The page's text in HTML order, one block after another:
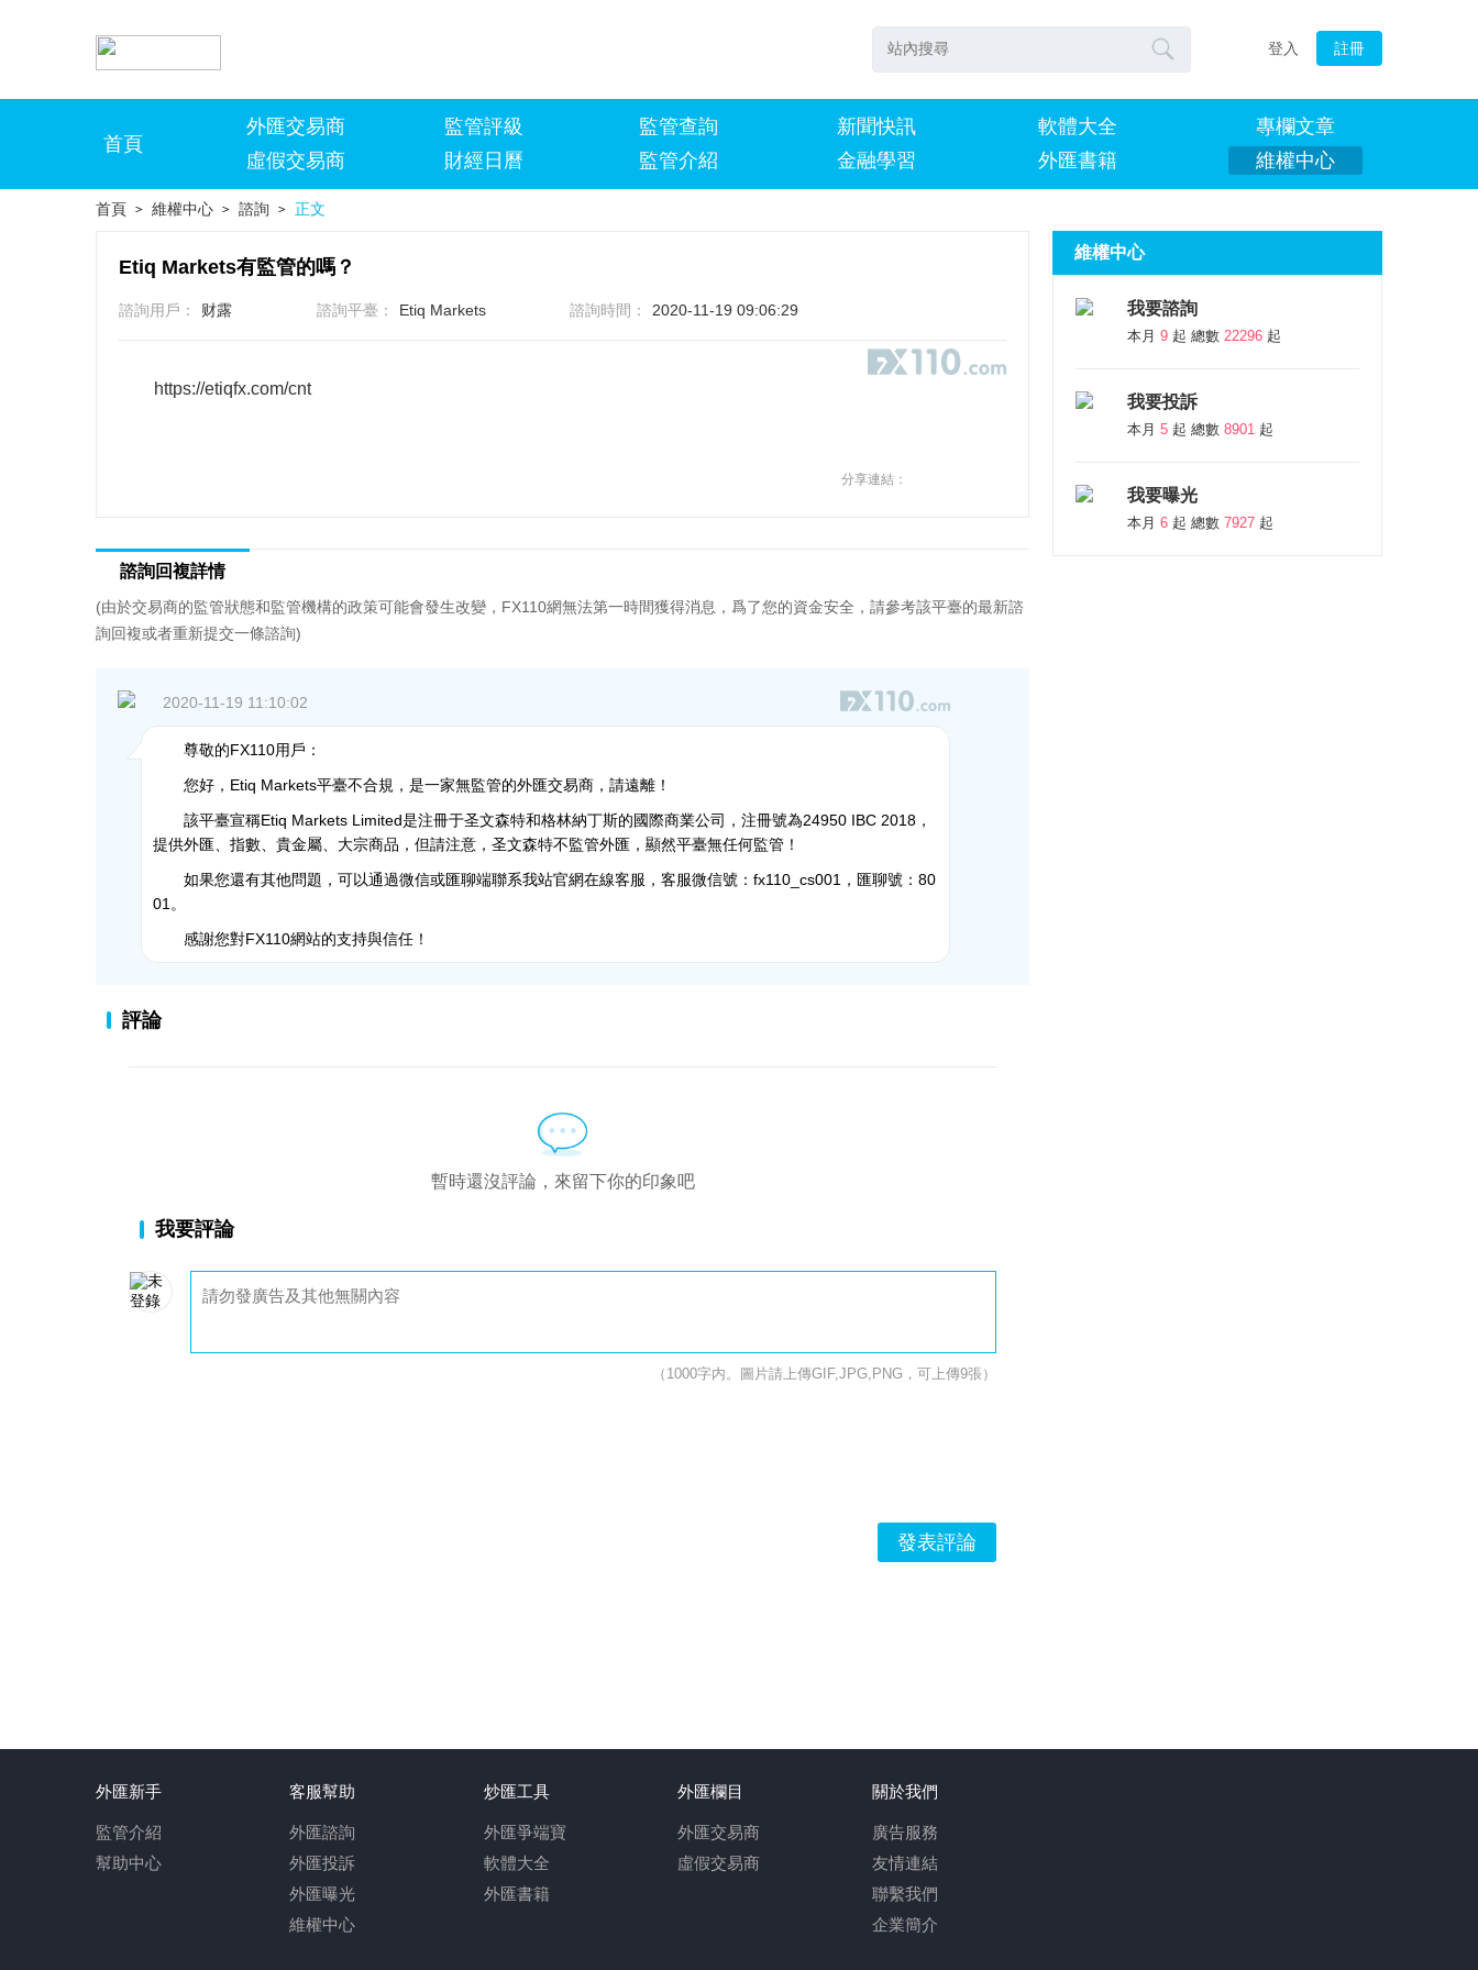
 登入 註冊
首頁
外匯交易商
虛假交易商
監管評級
財經日曆
監管查詢
監管介紹
新聞快訊
金融學習
軟體大全
外匯書籍
專欄文章
維權中心
首頁 > 維權中心 > 諮詢 > 正文
Etiq Markets有監管的嗎？
諮詢用戶： 财露 諮詢平臺： Etiq Markets 諮詢時間： 2020-11-19 09:06:29
https://etiqfx.com/cnt
分享連結：
諮詢回複詳情
(由於交易商的監管狀態和監管機構的政策可能會發生改變，FX110網無法第一時間獲得消息，爲了您的資金安全，請參考該平臺的最新諮
詢回複或者重新提交一條諮詢)
2020-11-19 11:10:02
尊敬的FX110用戶：
您好，Etiq Markets平臺不合規，是一家無監管的外匯交易商，請遠離！
該平臺宣稱Etiq Markets Limited是注冊于圣文森特和格林納丁斯的國際商業公司，注冊號為24950 IBC 2018，
提供外匯、指數、貴金屬、大宗商品，但請注意，圣文森特不監管外匯，顯然平臺無任何監管！
如果您還有其他問題，可以通過微信或匯聊端聯系我站官網在線客服，客服微信號：fx110_cs001，匯聊號：80
01。
感謝您對FX110網站的支持與信任！
評論
暫時還沒評論，來留下你的印象吧
我要評論
（1000字内。圖片請上傳GIF,JPG,PNG，可上傳9張）
發表評論
維權中心
我要諮詢
本月 9 起 總數 22296 起
我要投訴
本月 5 起 總數 8901 起
我要曝光
本月 6 起 總數 7927 起
外匯新手
監管介紹
幫助中心
客服幫助
外匯諮詢
外匯投訴
外匯曝光
維權中心
炒匯工具
外匯爭端寶
軟體大全
外匯書籍
外匯欄目
外匯交易商
虛假交易商
關於我們
廣告服務
友情連結
聯繫我們
企業簡介